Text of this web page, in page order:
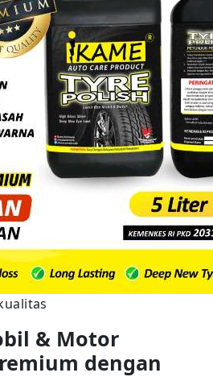
& Motor
dengan